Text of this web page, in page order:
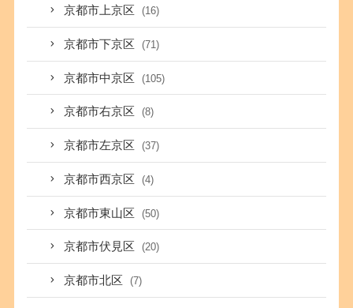
京都市上京区 (16)
京都市下京区 (71)
京都市中京区 (105)
京都市右京区 (8)
京都市左京区 (37)
京都市西京区 (4)
京都市東山区 (50)
京都市伏見区 (20)
京都市北区 (7)